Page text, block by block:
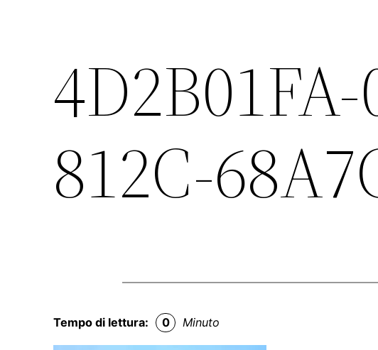
812C-
Tempo di lettura: 0 Minuto